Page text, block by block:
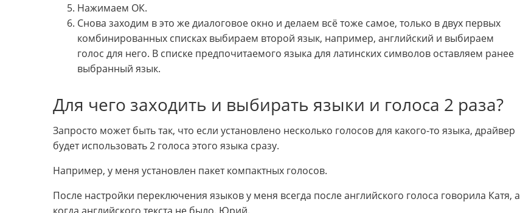
Нажимаем ОК.
Снова заходим в это же диалоговое окно и делаем всё тоже самое, только в двух первых
комбинированных списках выбираем второй язык, например, английский и выбираем
голос для него. В списке предпочитаемого языка для латинских символов оставляем ранее
выбранный язык.
Для чего заходить и выбирать языки и голоса 2 раза?
Запросто может быть так, что если установлено несколько голосов для какого-то языка, драйвер
будет использовать 2 голоса этого языка сразу.
Например, у меня установлен пакет компактных голосов.
После настройки переключения языков у меня всегда после английского голоса говорила Катя, а